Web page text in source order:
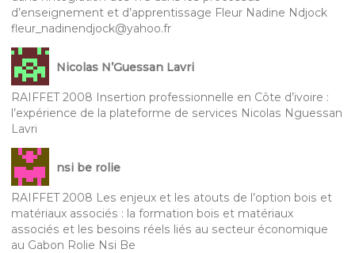
d’enseignement et d’apprentissage Fleur Nadine Ndjock
fleur_nadinendjock@yahoo.fr
Nicolas N’Guessan Lavri
RAIFFET 2008 Insertion professionnelle en Côte d’ivoire :
l’expérience de la plateforme de services Nicolas Nguessan
Lavri
nsi be rolie
RAIFFET 2008 Les enjeux et les atouts de l’option bois et
matériaux associés : la formation bois et matériaux
associés et les besoins réels liés au secteur économique
au Gabon Rolie Nsi Be